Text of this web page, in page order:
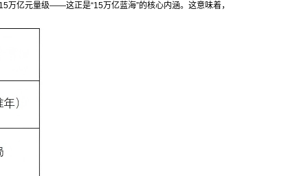
万亿元量级——这正是“15万亿蓝海”的核心内涵。这意味着，